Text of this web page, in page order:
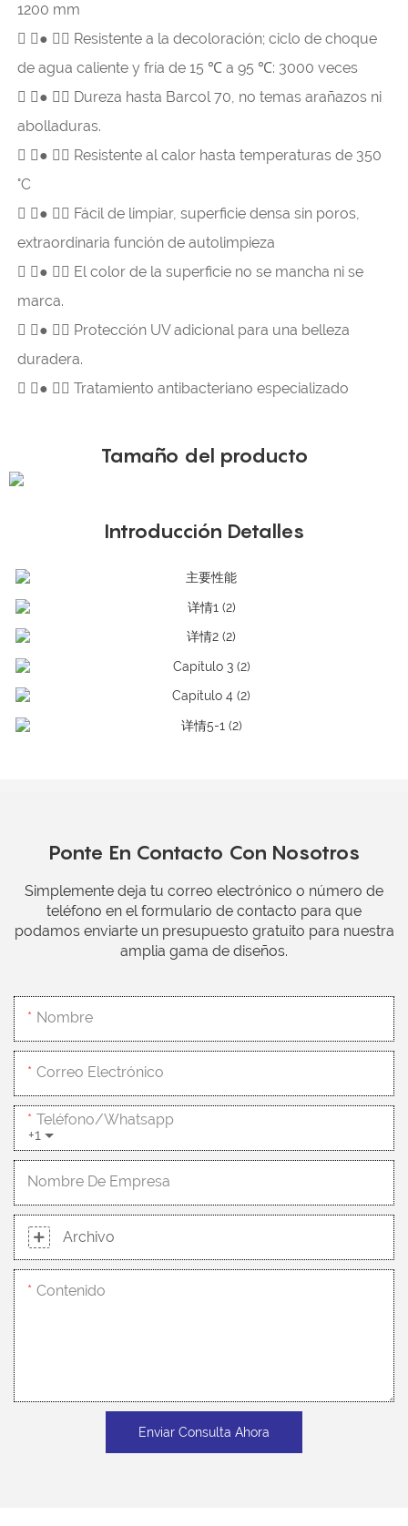
1200 mm
 ●  Resistente a la decoloración; ciclo de choque
de agua caliente y fría de 15 ℃ a 95 ℃: 3000 veces
 ●  Dureza hasta Barcol 70, no temas arañazos ni
abolladuras.
 ●  Resistente al calor hasta temperaturas de 350
°C
 ●  Fácil de limpiar, superficie densa sin poros,
extraordinaria función de autolimpieza
 ●  El color de la superficie no se mancha ni se
marca.
 ●  Protección UV adicional para una belleza
duradera.
 ●  Tratamiento antibacteriano especializado
Tamaño del producto
Introducción Detalles
Ponte En Contacto Con Nosotros
Simplemente deja tu correo electrónico o número de
teléfono en el formulario de contacto para que
podamos enviarte un presupuesto gratuito para nuestra
amplia gama de diseños.
Nombre
Correo Electrónico
+1
Teléfono/whatsapp
Nombre De Empresa
Archivo
Contenido
Enviar Consulta Ahora